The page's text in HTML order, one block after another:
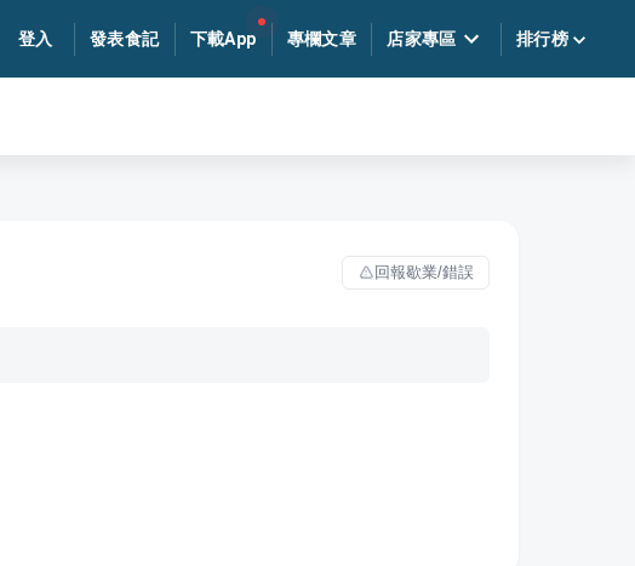
登入 發表食記 下載App 專欄文章 店家專區 排行榜
回報歇業/錯誤